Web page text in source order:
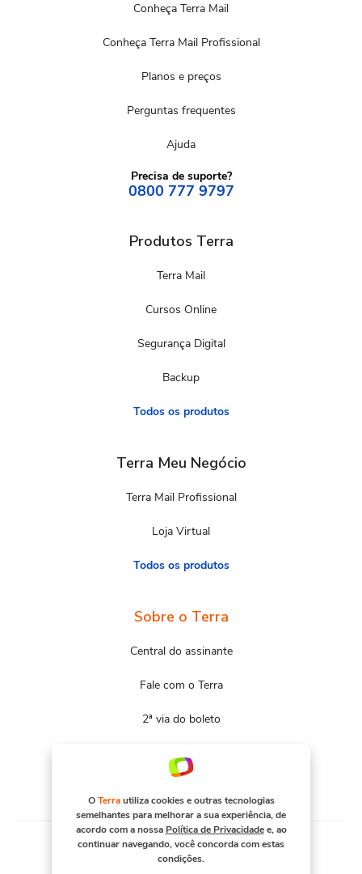
Conheça Terra Mail
Conheça Terra Mail Profissional
Planos e preços
Perguntas frequentes
Ajuda
Precisa de suporte?
0800 777 9797
Produtos Terra
Terra Mail
Cursos Online
Segurança Digital
Backup
Todos os produtos
Terra Meu Negócio
Terra Mail Profissional
Loja Virtual
Todos os produtos
Sobre o Terra
Central do assinante
Fale com o Terra
2ª via do boleto
OTerrautiliza cookies e outras tecnologias
semelhantes para melhorar a sua experiência, de
acordo com a nossa Política de Privacidadee, ao
continuar navegando, você concorda com estas
condições.